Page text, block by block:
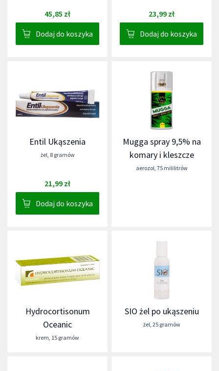
45,85 zł
Dodaj do koszyka
23,99 zł
Dodaj do koszyka
Entil Ukąszenia
żel, 8 gramów
21,99 zł
Dodaj do koszyka
Mugga spray 9,5% na
komary i kleszcze
aerozol, 75 mililitrów
Hydrocortisonum
Oceanic
krem, 15 gramów
SIO żel po ukąszeniu
żel, 25 gramów